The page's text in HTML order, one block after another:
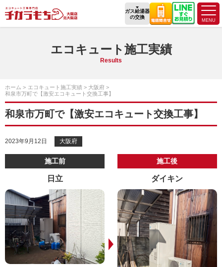
ガス給湯器
の交換
エコキュート施工実績
Results
ホーム エコキュート施工実績
大阪府
和泉市万町で【激安エコキュート交換工事】
和泉市万町で【激安エコキュート交換工事】
2023年9月12日 大阪府
施工前
日立
施工後
ダイキン